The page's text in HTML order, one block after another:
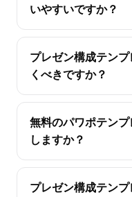
いやすいですか？
プレゼン構成テン
くべきですか？
無料のパワポテン
しますか？
プレゼン構成テン